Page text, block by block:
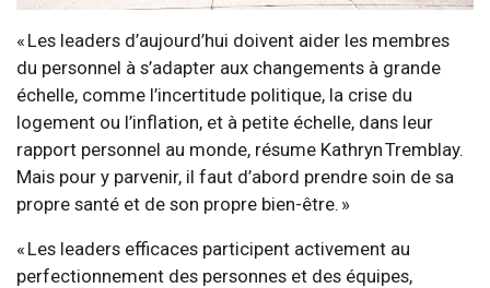
« Les leaders d’aujourd’hui doivent aider les membres
du personnel à s’adapter aux changements à grande
échelle, comme l’incertitude politique, la crise du
logement ou l’inflation, et à petite échelle, dans leur
rapport personnel au monde, résume Kathryn Tremblay.
Mais pour y parvenir, il faut d’abord prendre soin de sa
propre santé et de son propre bien-être. »
« Les leaders efficaces participent activement au
perfectionnement des personnes et des équipes,